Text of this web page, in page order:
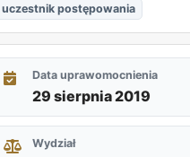
uczestnik postępowania
Data uprawomocnienia
29 sierpnia 2019
Wydział